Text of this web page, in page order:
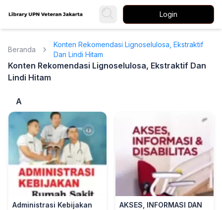
Login
Beranda
Konten Rekomendasi Lignoselulosa, Ekstraktif
Dan Lindi Hitam
Konten Rekomendasi Lignoselulosa, Ekstraktif Dan
Lindi Hitam
A
Administrasi Kebijakan
AKSES, INFORMASI DAN